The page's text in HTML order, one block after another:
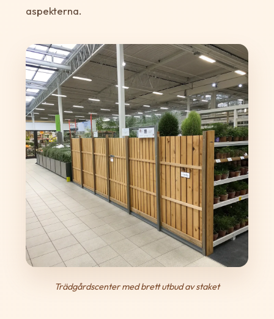
aspekterna.
Trädgårdscenter med brett utbud av staket